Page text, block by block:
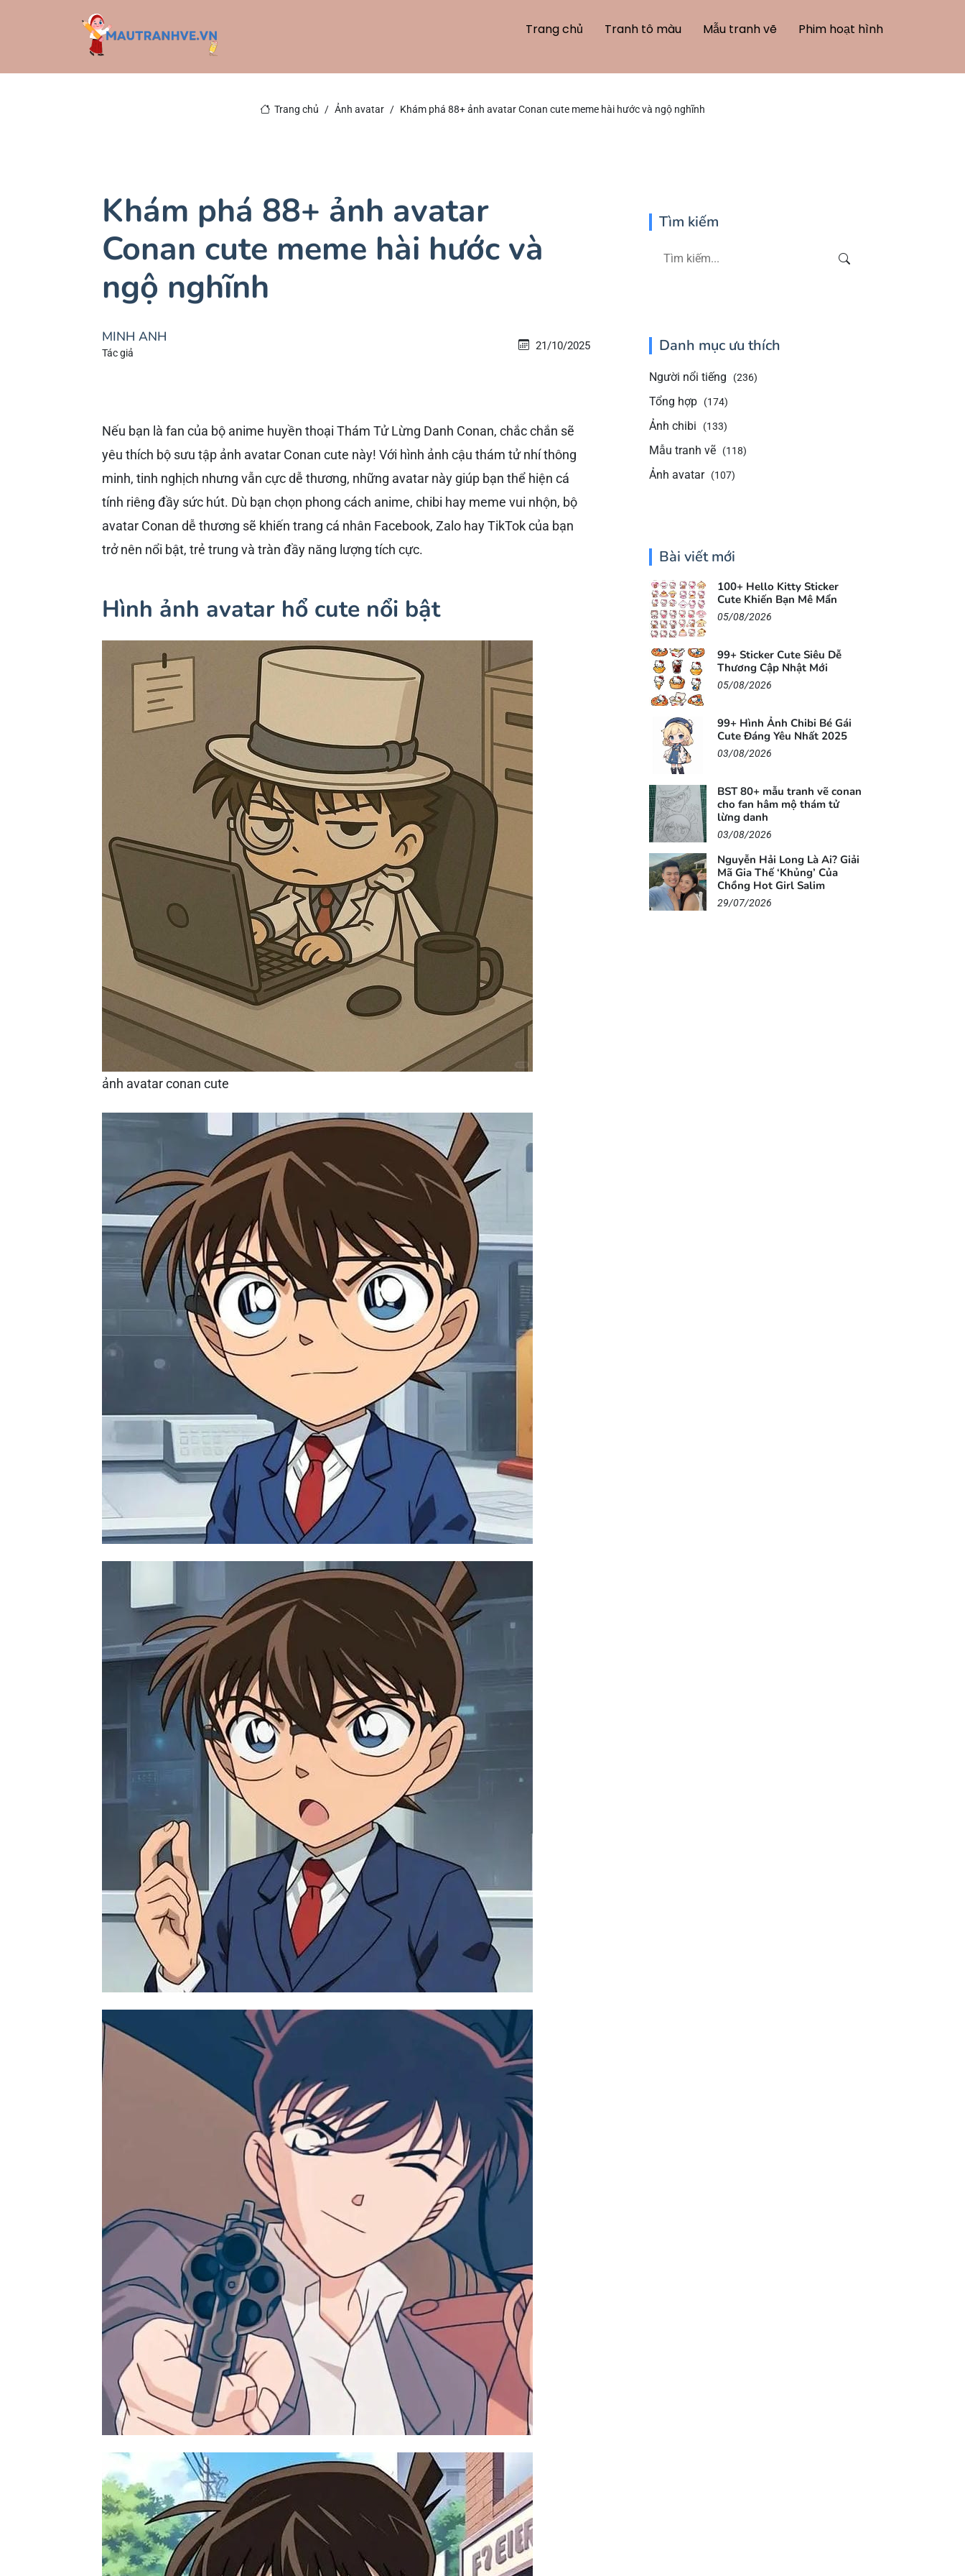
Trang chủ Tranh tô màu Mẫu tranh vẽ Phim hoạt hình
Trang chủ Ảnh avatar Khám phá 88+ ảnh avatar Conan cute meme hài hước và ngộ nghĩnh
Khám phá 88+ ảnh avatar
Conan cute meme hài hước và
ngộ nghĩnh
MINH ANH
Tác giả
21/10/2025
Nếu bạn là fan của bộ anime huyền thoại Thám Tử Lừng Danh Conan, chắc chắn sẽ
yêu thích bộ sưu tập ảnh avatar Conan cute này! Với hình ảnh cậu thám tử nhí thông
minh, tinh nghịch nhưng vẫn cực dễ thương, những avatar này giúp bạn thể hiện cá
tính riêng đầy sức hút. Dù bạn chọn phong cách anime, chibi hay meme vui nhộn, bộ
avatar Conan dễ thương sẽ khiến trang cá nhân Facebook, Zalo hay TikTok của bạn
trở nên nổi bật, trẻ trung và tràn đầy năng lượng tích cực.
Hình ảnh avatar hổ cute nổi bật
ảnh avatar conan cute
Tìm kiếm
Danh mục ưu thích
Người nổi tiếng (236)
Tổng hợp (174)
Ảnh chibi (133)
Mẫu tranh vẽ (118)
Ảnh avatar (107)
Bài viết mới
100+ Hello Kitty Sticker
Cute Khiến Bạn Mê Mẩn
05/08/2026
99+ Sticker Cute Siêu Dễ
Thương Cập Nhật Mới
05/08/2026
99+ Hình Ảnh Chibi Bé Gái
Cute Đáng Yêu Nhất 2025
03/08/2026
BST 80+ mẫu tranh vẽ conan
cho fan hâm mộ thám tử
lừng danh
03/08/2026
Nguyễn Hải Long Là Ai? Giải
Mã Gia Thế ‘Khủng’ Của
Chồng Hot Girl Salim
29/07/2026